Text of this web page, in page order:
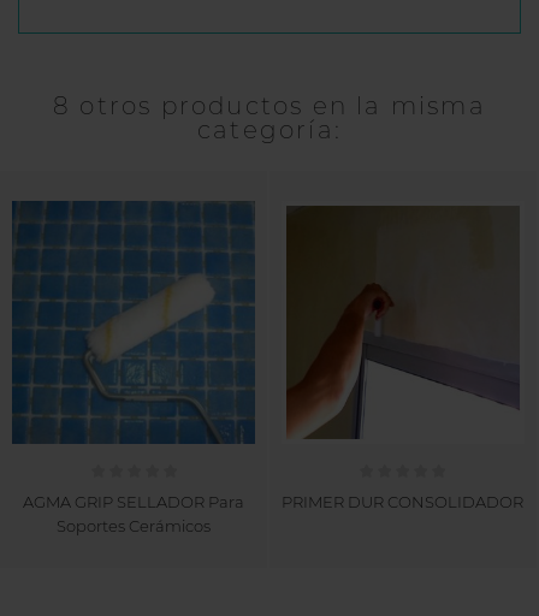
8 otros productos en la misma
categoría:
AGMA GRIP SELLADOR Para
Soportes Cerámicos
PRIMER DUR CONSOLIDADOR